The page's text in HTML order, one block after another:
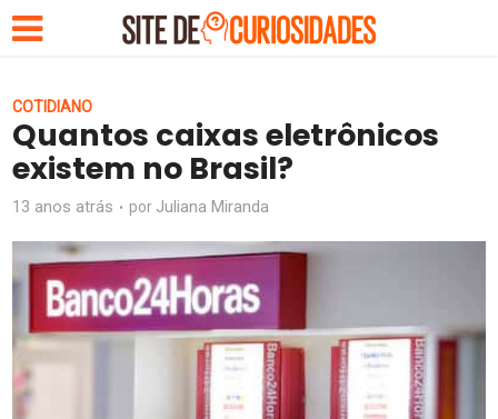
COTIDIANO
Quantos caixas eletrônicos
existem no Brasil?
13 anos atrás por Juliana Miranda